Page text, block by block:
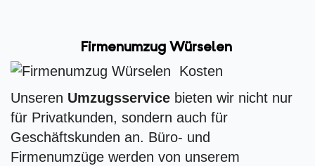
Firmenumzug Würselen
Unseren Umzugsservice bieten wir nicht nur
für Privatkunden, sondern auch für
Geschäftskunden an. Büro- und
Firmenumzüge werden von unserem